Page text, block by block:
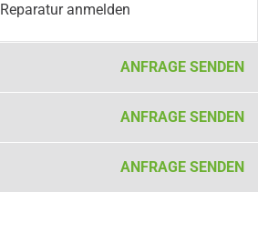
Reparatur anmelden
ANFRAGE SENDEN
ANFRAGE SENDEN
ANFRAGE SENDEN